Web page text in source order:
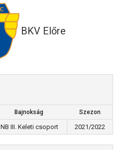
BKV Előre
Bajnokság Szezon
NB III. Keleti csoport 2021/2022